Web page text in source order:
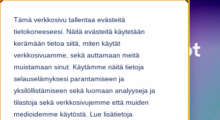
Tämä verkkosivu tallentaa evästeitä
tietokoneeseesi. Näitä evästeitä käytetään
kerämään tietoa siitä, miten käytät
verkkosivuamme, sekä auttamaan meitä
muistamaan sinut. Käytämme näitä tietoja
selauselämyksesi parantamiseen ja
yksilöllistämiseen sekä luomaan analyyseja ja
tilastoja sekä verkkosivujemme että muiden
medioidemme käytöstä. Lue lisätietoja
Taloudelliset tiedot